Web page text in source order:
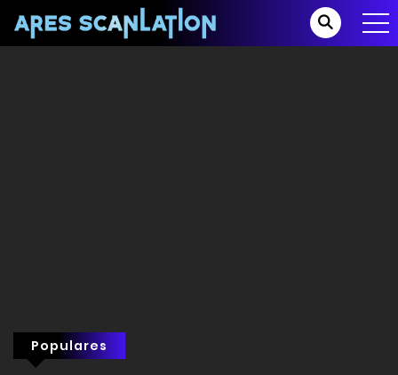
Populares